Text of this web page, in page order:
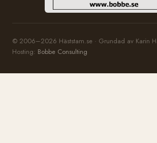
© 2006–2026 Häststam.se · Grundad av Karin
Hosting: Bobbe Consulting